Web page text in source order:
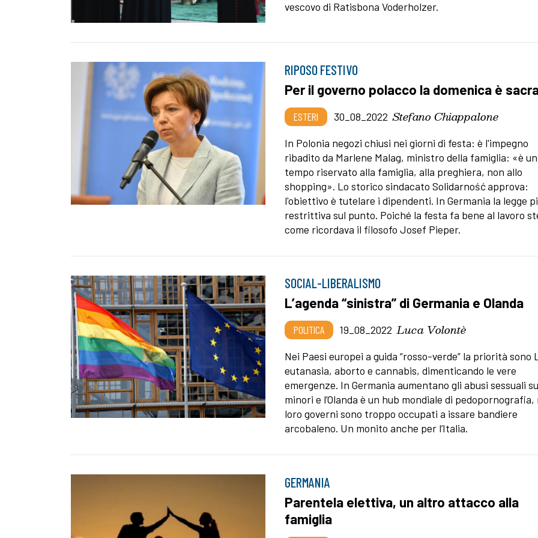
vescovo di Ratisbona Voderholzer.
RIPOSO FESTIVO
Per il governo polacco la domenica è
ESTERI 30_08_2022 Stefano Chiappalone
In Polonia negozi chiusi nei giorni di festa: è l'impegno
ribadito da Marlene Malag, ministro della famiglia: «è un
tempo riservato alla famiglia, alla preghiera, non allo
shopping». Lo storico sindacato Solidarnośćapprova:
l'obiettivo è tutelare i dipendenti. In Germania la legge
restrittiva sul punto. Poiché la festa fa bene al lavoro
come ricordava il filosofo Josef Pieper.
SOCIAL-LIBERALISMO
L’agenda “sinistra” di Germania e Olanda
POLITICA 19_08_2022 Luca Volontè
Nei Paesi europei a guida “rosso-verde” la priorità sono
eutanasia, aborto e cannabis, dimenticando le vere
emergenze. In Germania aumentano gli abusi sessuali
minori e l’Olanda è un hub mondiale di pedopornografia,
loro governi sono troppo occupati a issare bandiere
arcobaleno. Un monito anche per l’Italia.
GERMANIA
Parentela elettiva, un altro attacco alla
famiglia